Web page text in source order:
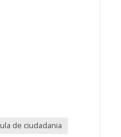
de ciudadania